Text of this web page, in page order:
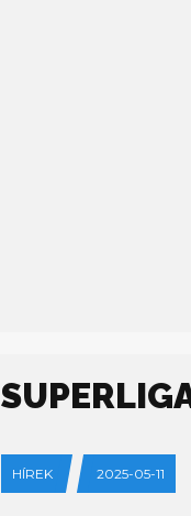
HÍREK 2025-05-11